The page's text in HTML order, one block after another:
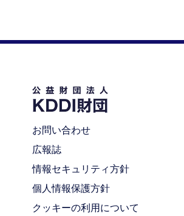
お問い合わせ
広報誌
情報セキュリティ方針
個人情報保護方針
クッキーの利用について